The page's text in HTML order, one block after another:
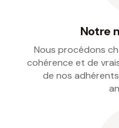
Notre
Nous procédons
cohérence et de
de nos